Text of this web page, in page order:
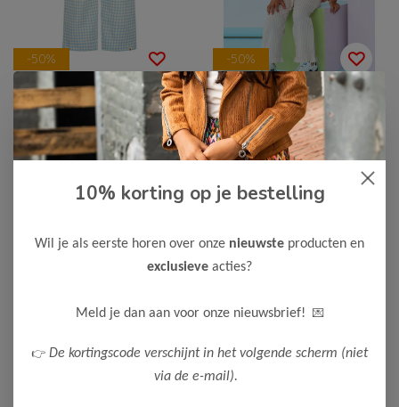
-50%
The New Chapter
The New Chapter
Meisjes Broek Tate
-50%
The New Chapter
The New Chapter
Unisex Sjaal Skye
Bekijken
10% korting op je bestelling
Wil je als eerste horen over onze nieuwste producten en
exclusieve acties?
Meld je dan aan voor onze nieuwsbrief! 💌
👉 De kortingscode verschijnt in het volgende scherm (niet
via de e-mail).